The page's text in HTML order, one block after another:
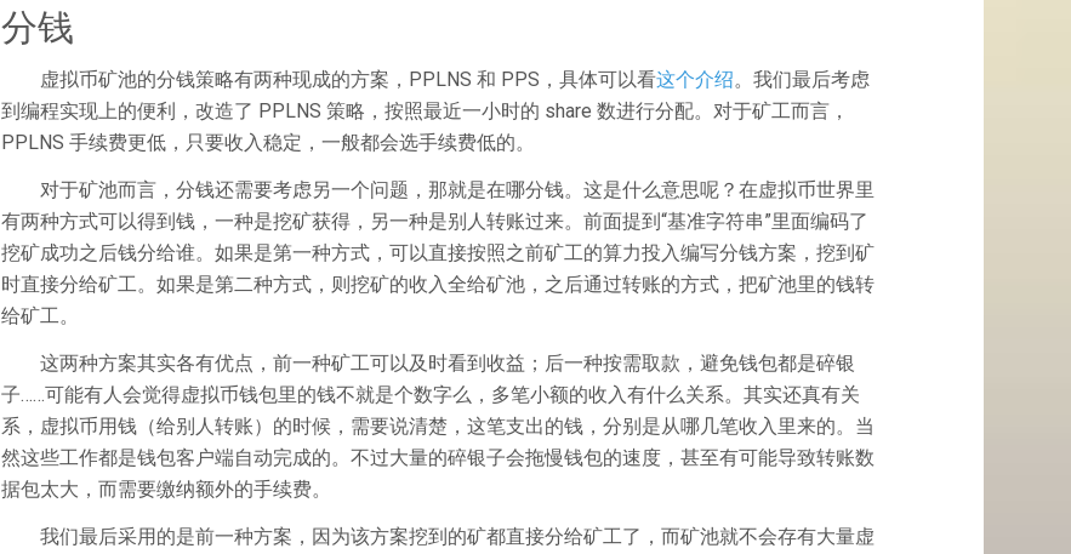
分钱
虚拟币矿池的分钱策略有两种现成的方案，PPLNS 和 PPS，具体可以看这个介绍。我们最后考虑
到编程实现上的便利，改造了 PPLNS 策略，按照最近一小时的 share 数进行分配。对于矿工而言，
PPLNS 手续费更低，只要收入稳定，一般都会选手续费低的。
对于矿池而言，分钱还需要考虑另一个问题，那就是在哪分钱。这是什么意思呢？在虚拟币世界里
有两种方式可以得到钱，一种是挖矿获得，另一种是别人转账过来。前面提到“基准字符串”里面编码了
挖矿成功之后钱分给谁。如果是第一种方式，可以直接按照之前矿工的算力投入编写分钱方案，挖到矿
时直接分给矿工。如果是第二种方式，则挖矿的收入全给矿池，之后通过转账的方式，把矿池里的钱转
给矿工。
这两种方案其实各有优点，前一种矿工可以及时看到收益；后一种按需取款，避免钱包都是碎银
子……可能有人会觉得虚拟币钱包里的钱不就是个数字么，多笔小额的收入有什么关系。其实还真有关
系，虚拟币用钱（给别人转账）的时候，需要说清楚，这笔支出的钱，分别是从哪几笔收入里来的。当
然这些工作都是钱包客户端自动完成的。不过大量的碎银子会拖慢钱包的速度，甚至有可能导致转账数
据包太大，而需要缴纳额外的手续费。
我们最后采用的是前一种方案，因为该方案挖到的矿都直接分给矿工了，而矿池就不会存有大量虚